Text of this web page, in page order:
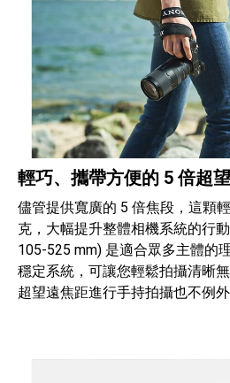
輕巧、攜帶方便的 5 倍超
儘管提供寬廣的 5 倍焦段，這顆
克，大幅提升整體相機系統的行
105-525 mm) 是適合眾多主體的
穩定系統，可讓您輕鬆拍攝清晰
超望遠焦距進行手持拍攝也不例外